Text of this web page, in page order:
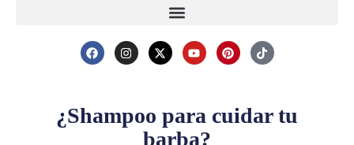
¿Shampoo para cuidar tu
barba?